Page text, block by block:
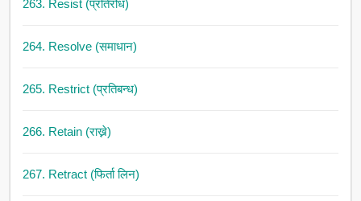
263. Resist (प्रतिरोध)
264. Resolve (समाधान)
265. Restrict (प्रतिबन्ध)
266. Retain (राख्ने)
267. Retract (फिर्ता लिन)